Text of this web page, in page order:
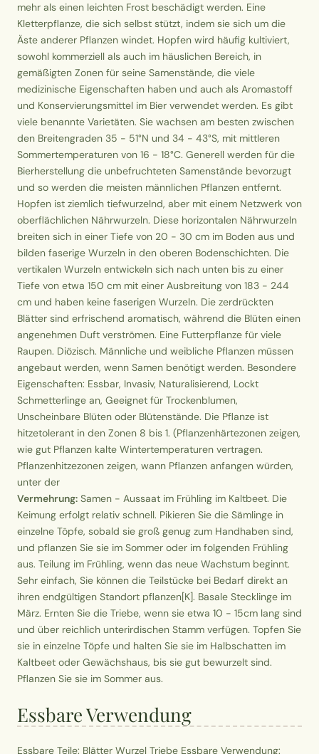
mehr als einen leichten Frost beschädigt werden. Eine
Kletterpflanze, die sich selbst stützt, indem sie sich um die
Äste anderer Pflanzen windet. Hopfen wird häufig kultiviert,
sowohl kommerziell als auch im häuslichen Bereich, in
gemäßigten Zonen für seine Samenstände, die viele
medizinische Eigenschaften haben und auch als Aromastoff
und Konservierungsmittel im Bier verwendet werden. Es gibt
viele benannte Varietäten. Sie wachsen am besten zwischen
den Breitengraden 35 - 51°N und 34 - 43°S, mit mittleren
Sommertemperaturen von 16 - 18°C. Generell werden für die
Bierherstellung die unbefruchteten Samenstände bevorzugt
und so werden die meisten männlichen Pflanzen entfernt.
Hopfen ist ziemlich tiefwurzelnd, aber mit einem Netzwerk von
oberflächlichen Nährwurzeln. Diese horizontalen Nährwurzeln
breiten sich in einer Tiefe von 20 - 30 cm im Boden aus und
bilden faserige Wurzeln in den oberen Bodenschichten. Die
vertikalen Wurzeln entwickeln sich nach unten bis zu einer
Tiefe von etwa 150 cm mit einer Ausbreitung von 183 - 244
cm und haben keine faserigen Wurzeln. Die zerdrückten
Blätter sind erfrischend aromatisch, während die Blüten einen
angenehmen Duft verströmen. Eine Futterpflanze für viele
Raupen. Diözisch. Männliche und weibliche Pflanzen müssen
angebaut werden, wenn Samen benötigt werden. Besondere
Eigenschaften: Essbar, Invasiv, Naturalisierend, Lockt
Schmetterlinge an, Geeignet für Trockenblumen,
Unscheinbare Blüten oder Blütenstände. Die Pflanze ist
hitzetolerant in den Zonen 8 bis 1. (Pflanzenhärtezonen zeigen,
wie gut Pflanzen kalte Wintertemperaturen vertragen.
Pflanzenhitzezonen zeigen, wann Pflanzen anfangen würden,
unter der
Vermehrung: Samen - Aussaat im Frühling im Kaltbeet. Die
Keimung erfolgt relativ schnell. Pikieren Sie die Sämlinge in
einzelne Töpfe, sobald sie groß genug zum Handhaben sind,
und pflanzen Sie sie im Sommer oder im folgenden Frühling
aus. Teilung im Frühling, wenn das neue Wachstum beginnt.
Sehr einfach, Sie können die Teilstücke bei Bedarf direkt an
ihren endgültigen Standort pflanzen[K]. Basale Stecklinge im
März. Ernten Sie die Triebe, wenn sie etwa 10 - 15cm lang sind
und über reichlich unterirdischen Stamm verfügen. Topfen Sie
sie in einzelne Töpfe und halten Sie sie im Halbschatten im
Kaltbeet oder Gewächshaus, bis sie gut bewurzelt sind.
Pflanzen Sie sie im Sommer aus.
Essbare Verwendung
Essbare Teile: Blätter Wurzel Triebe Essbare Verwendung: